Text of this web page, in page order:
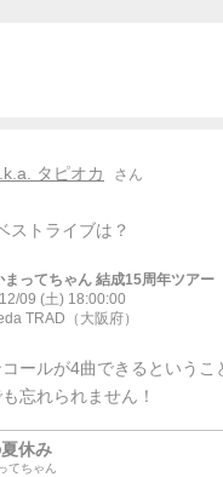
タピオカ さん
ストライブは？
まってちゃん 結成15周年ツアー
09 (土) 18:00:00
TRAD （大阪府）
ールが4曲できるという
忘れられません！
休み
てちゃん